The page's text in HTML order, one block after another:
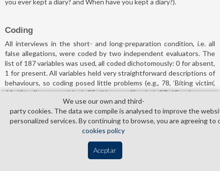
Coding
All interviews in the short- and long-preparation condition, i.e. all
false allegations, were coded by two independent evaluators. The
list of 187 variables was used, all coded dichotomously: 0 for absent,
1 for present. All variables held very straightforward descriptions of
behaviours, so coding posed little problems (e.g., 78, ‘Biting victim’,
64, ‘Stealing something’, 95, ‘House offender’, 97, ‘Condom use
offender’ and 28, ‘Fellatio’). Cohen's measure of agreement, kappa,
was calculated for all 187 variables on the coding schemes of all 35
false allegations that were coded by both coders and not on the
coding schemes of the likely true allegations. Only incidental
differences between the evaluators were found. Cohen's kappas
ranged from .938 to 1.00. Cohen's kappa could not be calculated for
the coding of 44 variables, because the variables were coded by
We use our own and third­
party cookies. The data we compile is analysed to improve the
personalized services. By continuing to browse, you are agreeing to
cookies policy
Aceptar